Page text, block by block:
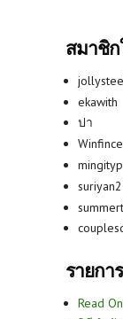
สมาชิ
ekawith
ปา
Winfince
รายกา
Read